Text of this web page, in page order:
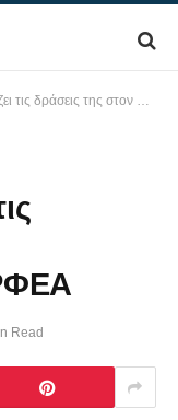
της στον Κινηματογράφο ΟΡΦΕΑ
Read